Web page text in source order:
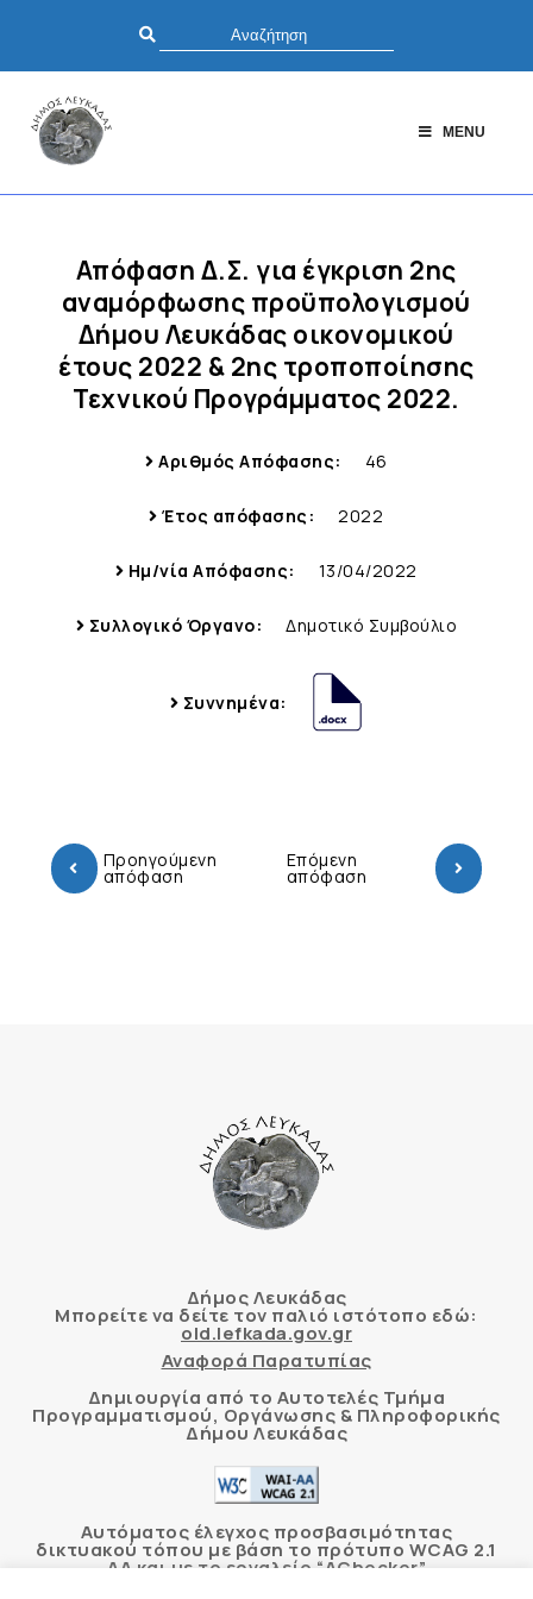
MENU
Απόφαση Δ.Σ. για έγκριση 2ης
αναμόρφωσης προϋπολογισμού
Δήμου Λευκάδας οικονομικού
έτους 2022 & 2ης τροποποίησης
Τεχνικού Προγράμματος 2022.
Αριθμός Απόφασης: 46
Έτος απόφασης: 2022
Ημ/νία Απόφασης: 13/04/2022
Συλλογικό Όργανο: Δημοτικό Συμβούλιο
Συννημένα:
Προηγούμενη
απόφαση
Επόμενη
απόφαση
Δήμος Λευκάδας
Μπορείτε να δείτε τον παλιό ιστότοπο εδώ:
old.lefkada.gov.gr
Αναφορά Παρατυπίας
Δημιουργία από το Αυτοτελές Τμήμα
Προγραμματισμού, Οργάνωσης & Πληροφορικής
Δήμου Λευκάδας
Αυτόματος έλεγχος προσβασιμότητας
δικτυακού τόπου με βάση το πρότυπο WCAG 2.1
AA και με το εργαλείο “AChecker”